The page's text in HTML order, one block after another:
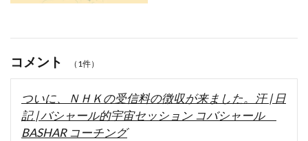
コメント （1件）
ついに、ＮＨＫの受信料の徴収が来ました。汗 | 日
記 | バシャール的宇宙セッション コバシャール
BASHAR コーチング